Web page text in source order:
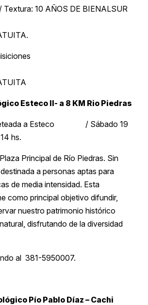
Textura: 10 AÑOS DE BIENALSUR
Esteco II- a 8 KM Rio Piedras
a Esteco / Sábado 19
hs.
Principal de Río Piedras. Sin
a personas aptas para
de media intensidad. Esta
como principal objetivo difundir,
nuestro patrimonio histórico
disfrutando de la diversidad
al 381-5950007.
Pío Pablo Díaz – Cachi